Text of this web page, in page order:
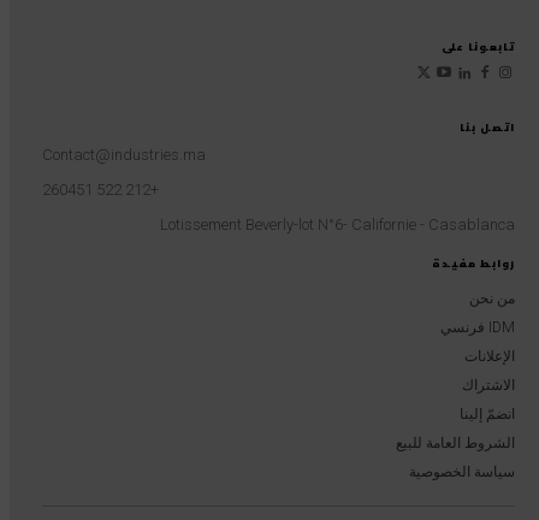
روابط مفيدة
من نحن
IDM فرنسي
الإعلانات
الاشتراك
انضمّ إلينا
الشروط العامة للبيع
سياسة الخصوصية
اتصل بنا
Contact@industries.ma
+212 522 260451
Lotissement Beverly-lot N°6- Californie - Casablanca
تابعونا على